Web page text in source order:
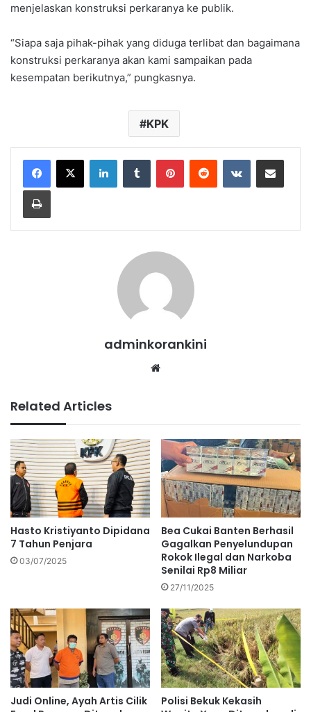
menjelaskan konstruksi perkaranya ke publik.
“Siapa saja pihak-pihak yang diduga terlibat dan bagaimana
konstruksi perkaranya akan kami sampaikan pada
kesempatan berikutnya,” pungkasnya.
KPK
LinkedInTumblr PinterestReddit VKontakteShare via Email
Print
adminkorankini
Related Articles
Hasto Kristiyanto Dipidana
7 Tahun Penjara
03/07/2025
Bea Cukai Banten Berhasil
Gagalkan Penyelundupan
Rokok Ilegal dan Narkoba
Senilai Rp8 Miliar
27/11/2025
Judi Online, Ayah Artis Cilik
Polisi Bekuk Kekasih